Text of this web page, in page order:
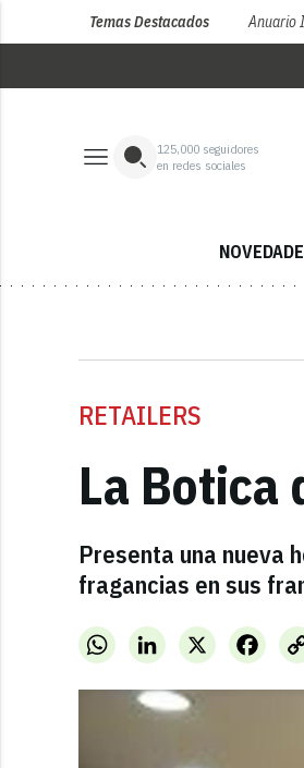
Temas Destacados Anuario
125,000 seguidores
en redes sociales
RETAILERS
La Botica
Presenta una nueva
fragancias en sus
WhatsAppLinkedInX